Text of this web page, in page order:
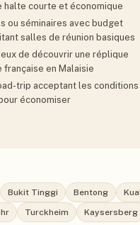
halte courte et économique
ou séminaires avec budget
salles de réunion basiques
de découvrir une réplique
française en Malaisie
trip acceptant les conditions
économiser
Bukit Tinggi Bentong
Turckheim Kaysersberg